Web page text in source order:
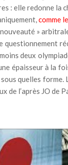
: elle redonne
comme
»
deux
épaisseur à la
quelles forme.
de l’après JO de